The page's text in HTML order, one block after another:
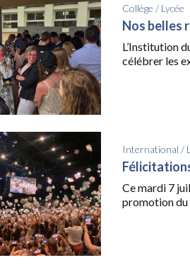
Collège / Lycée
Nos belles
L’Institution
célébrer les
International /
Ce mardi 7
promotion du